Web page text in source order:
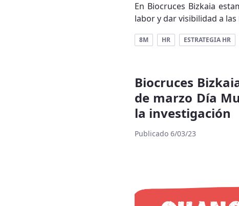
En Biocruces Bizkaia
labor y dar visibilidad a
8M HR ESTRATEGIA HR
Biocruces
de marzo Día
la investigación
Publicado 6/03/23